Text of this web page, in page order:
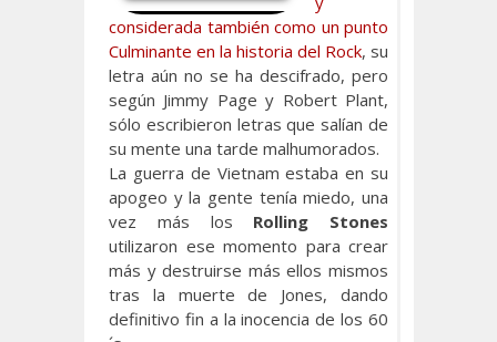
considerada también como un punto
Culminante en la historia del Rock, su
letra aún no se ha descifrado, pero
según Jimmy Page y Robert Plant,
sólo escribieron letras que salían de
su mente una tarde malhumorados.
La guerra de Vietnam estaba en su
apogeo y la gente tenía miedo, una
vez más los Rolling Stones
utilizaron ese momento para crear
más y destruirse más ellos mismos
tras la muerte de Jones, dando
definitivo fin a la inocencia de los 60